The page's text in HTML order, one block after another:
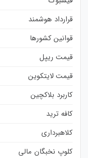
قرارداد هوشمند
قوانین کشورها
قیمت ریپل
قیمت لایتکوین
کاربرد بلاکچین
کافه ترید
کلاهبرداری
کلوپ نخبگان مالی